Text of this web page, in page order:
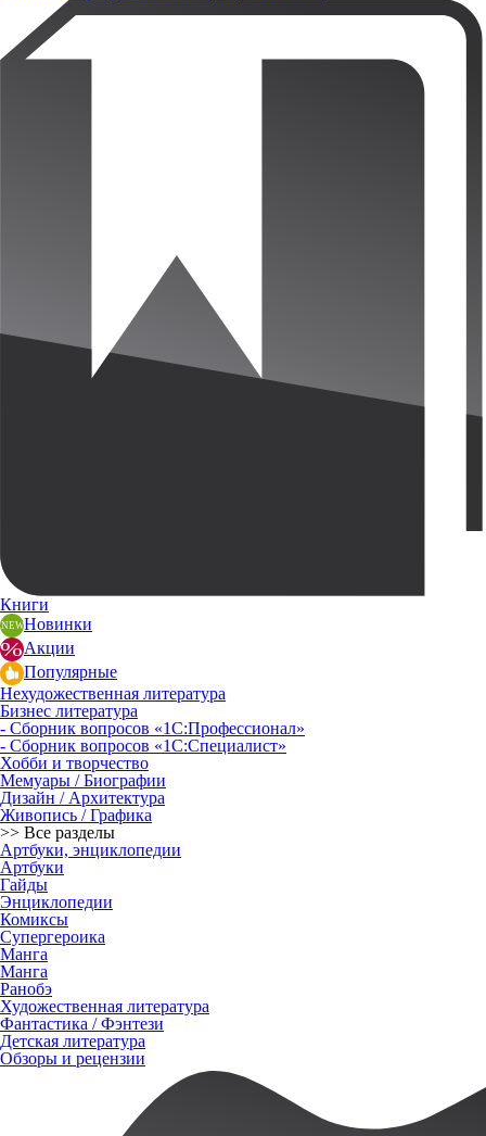
Книги
Новинки
Акции
Популярные
Нехудожественная литература
Бизнес литература
- Сборник вопросов «1С:Профессионал»
- Сборник вопросов «1С:Специалист»
Хобби и творчество
Мемуары / Биографии
Дизайн / Архитектура
Живопись / Графика
>> Все разделы
Артбуки, энциклопедии
Артбуки
Гайды
Энциклопедии
Комиксы
Супергероика
Манга
Манга
Ранобэ
Художественная литература
Фантастика / Фэнтези
Детская литература
Обзоры и рецензии